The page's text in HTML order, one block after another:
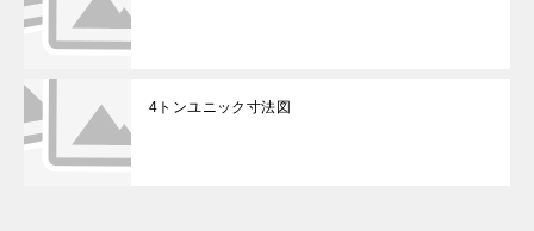
4トンユニック寸法図